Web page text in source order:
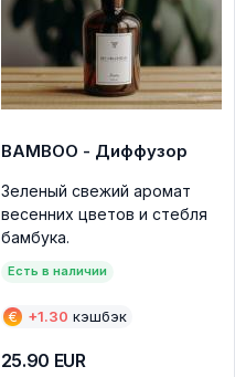
BAMBOO - Диффузор
Зеленый свежий аромат
весенних цветов и стебля
бамбука.
Есть в наличии
€ +1.30 кэшбэк
25.90 EUR